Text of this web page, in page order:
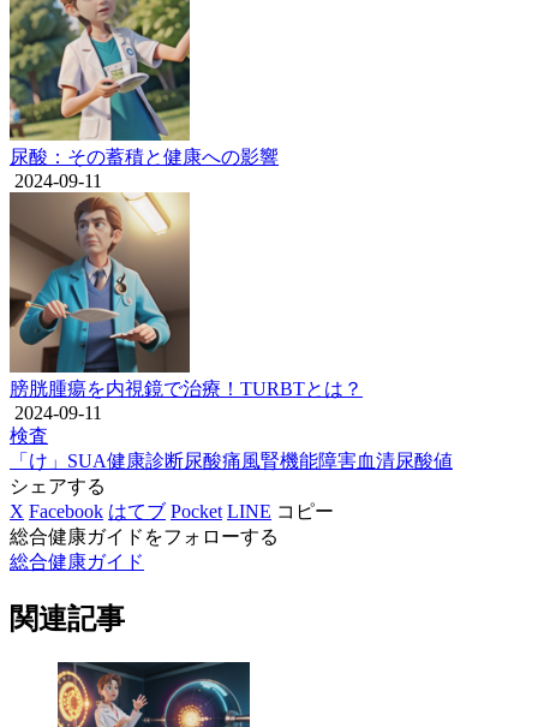
尿酸：その蓄積と健康への影響
2024-09-11
膀胱腫瘍を内視鏡で治療！TURBTとは？
2024-09-11
検査
「け」 SUA健康診断尿酸痛風腎機能障害血清尿酸値
シェアする
X Facebook はてブ Pocket LINE コピー
総合健康ガイドをフォローする
総合健康ガイド
関連記事